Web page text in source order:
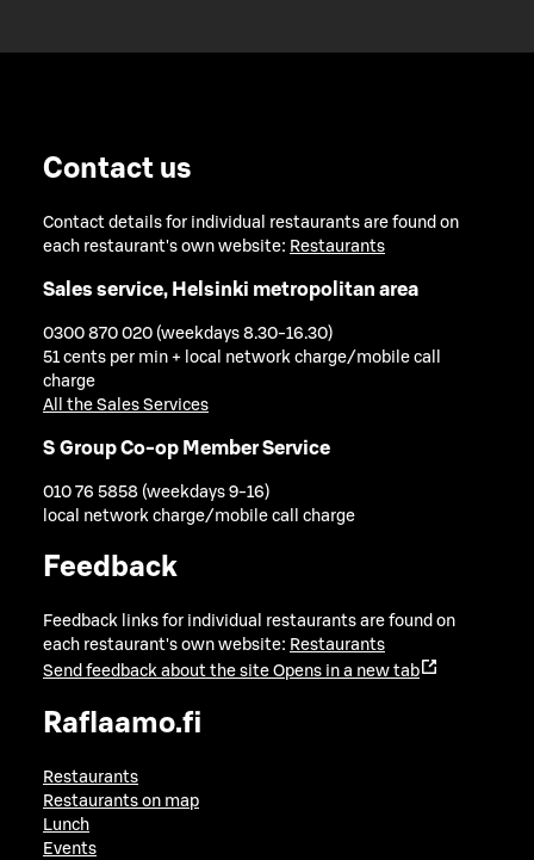
Contact us
Contact details for individual restaurants are found on
each restaurant's own website: Restaurants
Sales service, Helsinki metropolitan area
0300 870 020 (weekdays 8.30-16.30)
51 cents per min + local network charge/mobile call
charge
All the Sales Services
S Group Co-op Member Service
010 76 5858 (weekdays 9-16)
local network charge/mobile call charge
Feedback
Feedback links for individual restaurants are found on
each restaurant's own website: Restaurants
Send feedback about the site Opens in a new tab
Raflaamo.fi
Restaurants
Restaurants on map
Lunch
Events